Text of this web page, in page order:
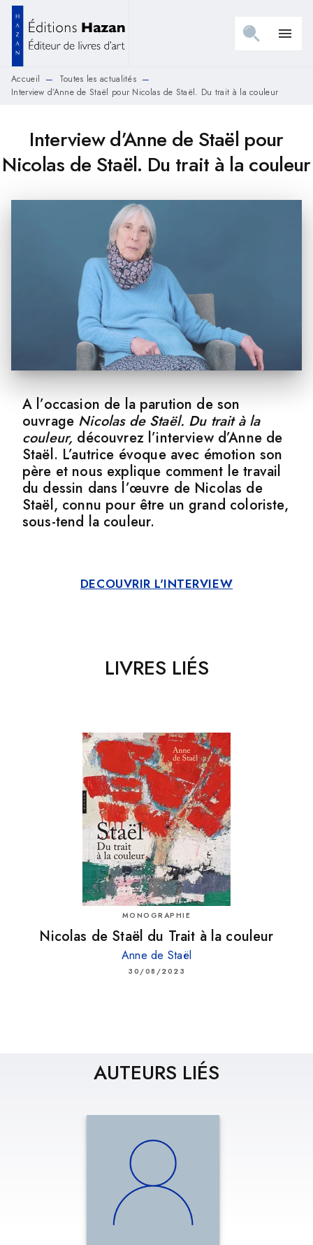
MENU RECHERCHE
PIED DE PAGE
menu
Accueil — Toutes les actualités —
Interview d’Anne de Staël pour Nicolas de Staël. Du trait à la couleur
Interview d’Anne de Staël pour
Nicolas de Staël. Du trait à la couleur
A l’occasion de la parution de son
ouvrage Nicolas de Staël. Du trait à la
couleur, découvrez l’interview d’Anne de
Staël. L’autrice évoque avec émotion son
père et nous explique comment le travail
du dessin dans l’œuvre de Nicolas de
Staël, connu pour être un grand coloriste,
sous-tend la couleur.
DECOUVRIR L'INTERVIEW
LIVRES LIÉS
MONOGRAPHIE
Nicolas de Staël du Trait à la couleur
Anne de Staël
30/08/2023
AUTEURS LIÉS